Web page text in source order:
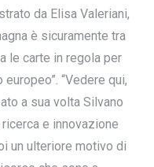
da Elisa Valeriani,
è sicuramente tra
le carte in regola per
“Vedere qui,
a sua volta Silvano
e innovazione
un ulteriore motivo di